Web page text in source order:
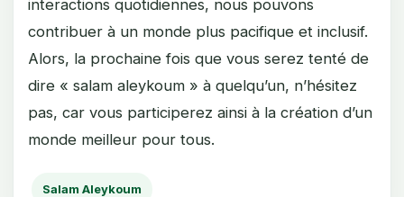
interactions quotidiennes, nous pouvons
contribuer à un monde plus pacifique et inclusif.
Alors, la prochaine fois que vous serez tenté de
dire « salam aleykoum » à quelqu’un, n’hésitez
pas, car vous participerez ainsi à la création d’un
monde meilleur pour tous.
Salam Aleykoum